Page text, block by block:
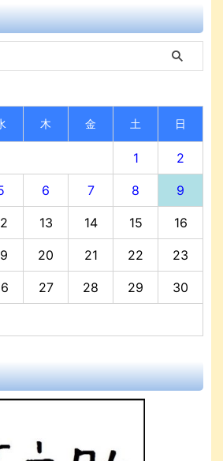
木 金 土 日
1 2
6 7 8 9
13 14 15 16
20 21 22 23
27 28 29 30